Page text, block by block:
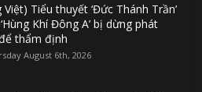
Việt) Tiểu thuyết ‘Đức Thánh Trần’
Khí Đông A’ bị dừng phát
thẩm định
August 6th, 2026